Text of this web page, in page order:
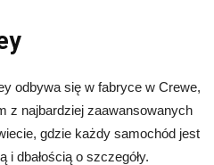
odbywa się w fabryce w Crewe,
z najbardziej zaawansowanych
gdzie każdy samochód jest
dbałością o szczegóły.